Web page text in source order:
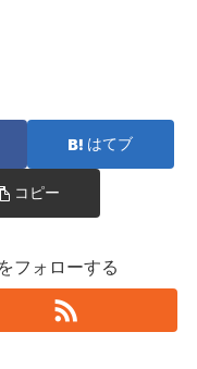
はてブ
コピー
フォローする